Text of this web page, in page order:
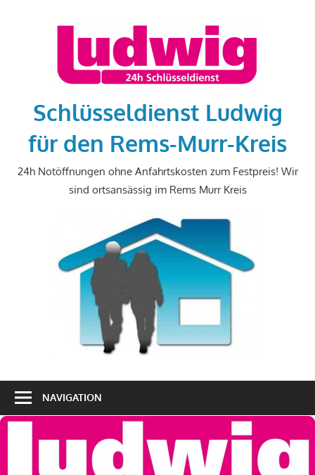
Schlüsseldienst Ludwig
für den Rems-Murr-Kreis
24h Notöffnungen ohne Anfahrtskosten zum Festpreis! Wir
sind ortsansässig im Rems Murr Kreis
NAVIGATION